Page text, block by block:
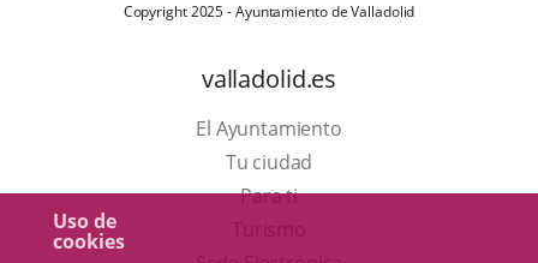
Uso de
cookies
Copyright 2025 - Ayuntamiento de Valladolid
valladolid.es
El Ayuntamiento
Tu ciudad
Para ti